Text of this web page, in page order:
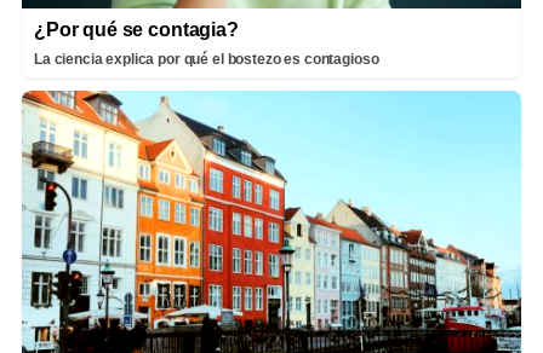
¿Por qué se contagia?
La ciencia explica por qué el bostezo es contagioso